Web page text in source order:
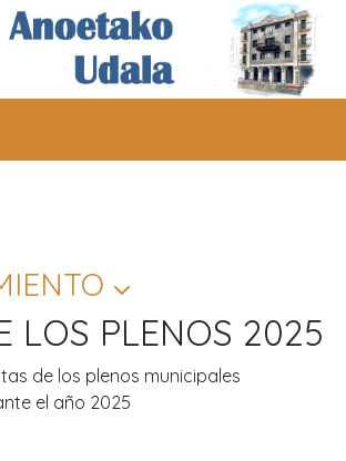
LOS PLENOS 2025
de los plenos municipales
el año 2025